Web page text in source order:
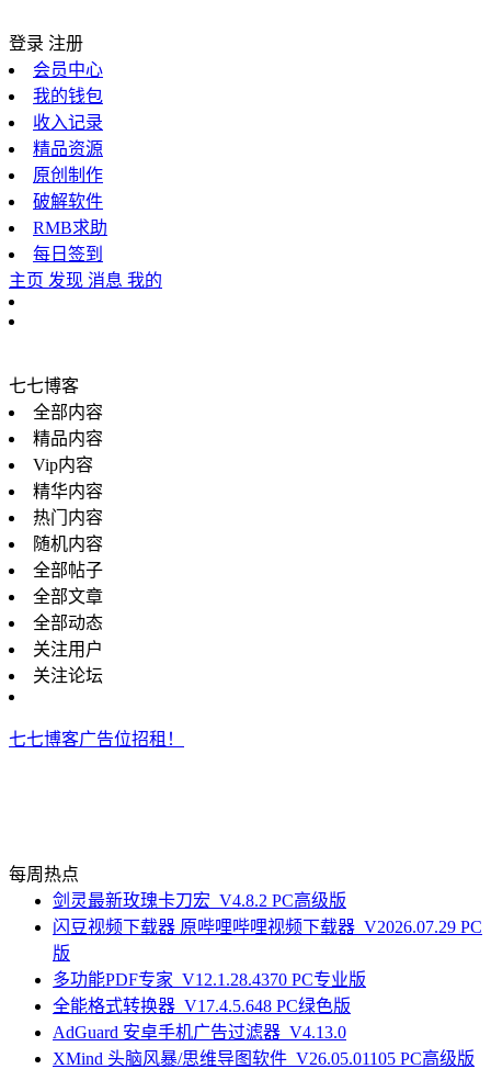
登录 注册
会员中心
我的钱包
收入记录
精品资源
原创制作
破解软件
RMB求助
每日签到
主页 发现 消息 我的
七七博客
全部内容
精品内容
Vip内容
精华内容
热门内容
随机内容
全部帖子
全部文章
全部动态
关注用户
关注论坛
七七博客广告位招租！
每周热点
剑灵最新玫瑰卡刀宏_V4.8.2 PC高级版
闪豆视频下载器 原哔哩哔哩视频下载器_V2026.07.29 PC
版
多功能PDF专家_V12.1.28.4370 PC专业版
全能格式转换器_V17.4.5.648 PC绿色版
AdGuard 安卓手机广告过滤器_V4.13.0
XMind 头脑风暴/思维导图软件_V26.05.01105 PC高级版